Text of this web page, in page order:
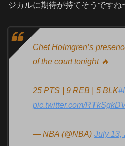
ジカルに期待が持てそうですね
Chet Holmgren’s
of the court tonight 🔥
25 PTS | 9 REB | 5 BLK
pic.twitter.com/
— NBA (@NBA) July 13,